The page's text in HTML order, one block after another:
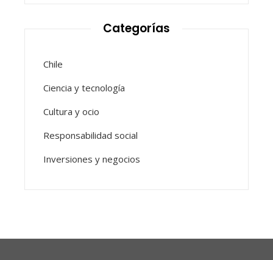
Categorías
Chile
Ciencia y tecnología
Cultura y ocio
Responsabilidad social
Inversiones y negocios